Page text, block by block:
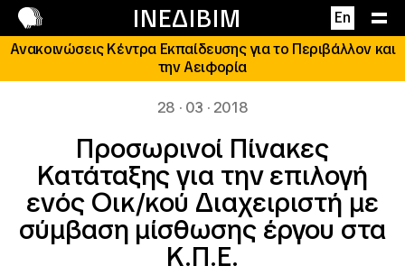
ΙΝΕΔΙΒΙΜ En
Επικοινωνία
Ανακοινώσεις Κέντρα Εκπαίδευσης για το Περιβάλλον και
την Αειφορία
28 · 03 · 2018
Προσωρινοί Πίνακες
Κατάταξης για την επιλογή
ενός Οικ/κού Διαχειριστή με
σύμβαση μίσθωσης έργου στα
Κ.Π.Ε.